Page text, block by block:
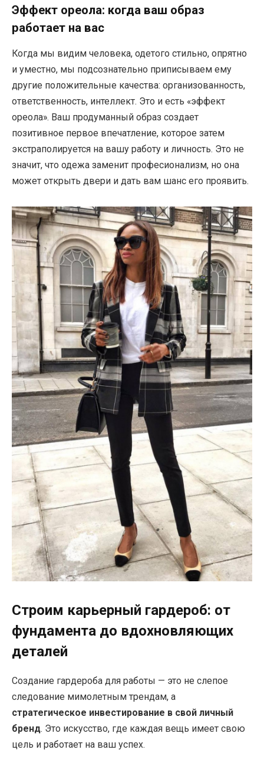
Эффект ореола: когда ваш образ
работает на вас
Когда мы видим человека, одетого стильно, опрятно
и уместно, мы подсознательно приписываем ему
другие положительные качества: организованность,
ответственность, интеллект. Это и есть «эффект
ореола». Ваш продуманный образ создает
позитивное первое впечатление, которое затем
экстраполируется на вашу работу и личность. Это не
значит, что одежа заменит професионализм, но она
может открыть двери и дать вам шанс его проявить.
Строим карьерный гардероб: от
фундамента до вдохновляющих
деталей
Создание гардероба для работы — это не слепое
следование мимолетным трендам, а
стратегическое инвестирование в свой личный
бренд. Это искусство, где каждая вещь имеет свою
цель и работает на ваш успех.